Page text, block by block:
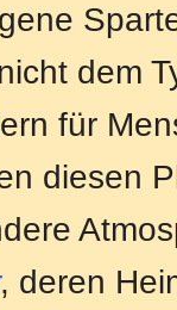
dem
für
diesen
, deren